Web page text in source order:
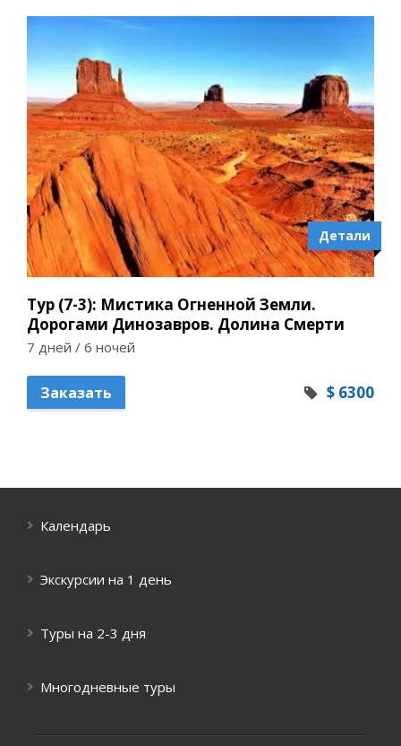
Детали
Тур (7-3): Мистика Огненной Земли.
Дорогами Динозавров. Долина Смерти
7 дней / 6 ночей
Заказать $ 6300
Календарь
Экскурсии на 1 день
Туры на 2-3 дня
Многодневные туры